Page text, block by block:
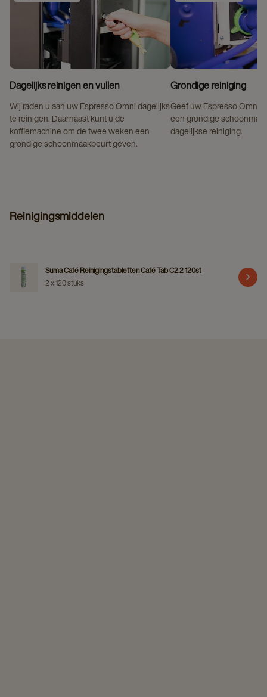
Dagelijks reinigen en vullen
Wij raden u aan uw Espresso Omni dagelijks
te reinigen. Daarnaast kunt u de
koffiemachine om de twee weken een
grondige schoonmaakbeurt geven.
Grondige reiniging
Geef uw Espresso Omni
een grondige
dagelijkse reiniging.
Reinigingsmiddelen
Suma Café Reinigingstabletten Café Tab C2.2 120st
2 x 120 stuks